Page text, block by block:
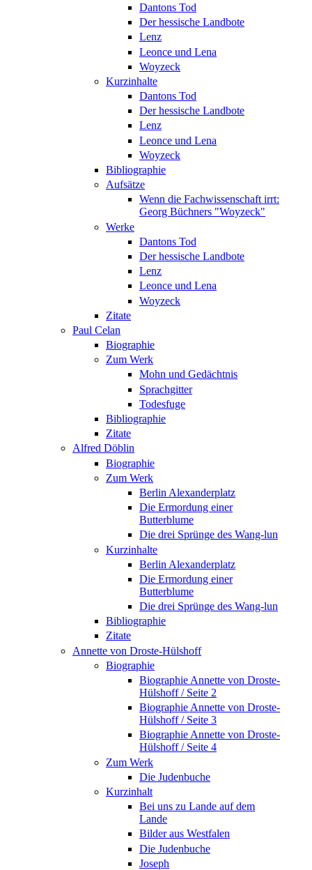
Dantons Tod
Der hessische Landbote
Lenz
Leonce und Lena
Woyzeck
Kurzinhalte
Dantons Tod
Der hessische Landbote
Lenz
Leonce und Lena
Woyzeck
Bibliographie
Aufsätze
Wenn die Fachwissenschaft irrt:
Georg Büchners "Woyzeck"
Werke
Dantons Tod
Der hessische Landbote
Lenz
Leonce und Lena
Woyzeck
Zitate
Paul Celan
Biographie
Zum Werk
Mohn und Gedächtnis
Sprachgitter
Todesfuge
Bibliographie
Zitate
Alfred Döblin
Biographie
Zum Werk
Berlin Alexanderplatz
Die Ermordung einer
Butterblume
Die drei Sprünge des Wang-lun
Kurzinhalte
Berlin Alexanderplatz
Die Ermordung einer
Butterblume
Die drei Sprünge des Wang-lun
Bibliographie
Zitate
Annette von Droste-Hülshoff
Biographie
Biographie Annette von Droste-
Hülshoff / Seite 2
Biographie Annette von Droste-
Hülshoff / Seite 3
Biographie Annette von Droste-
Hülshoff / Seite 4
Zum Werk
Die Judenbuche
Kurzinhalt
Bei uns zu Lande auf dem
Lande
Bilder aus Westfalen
Die Judenbuche
Joseph